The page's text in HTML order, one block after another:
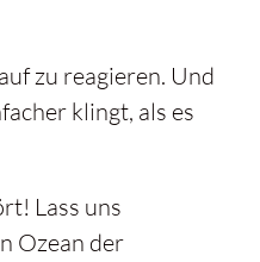
zu reagieren. Und
klingt, als es
Lass uns
Ozean der